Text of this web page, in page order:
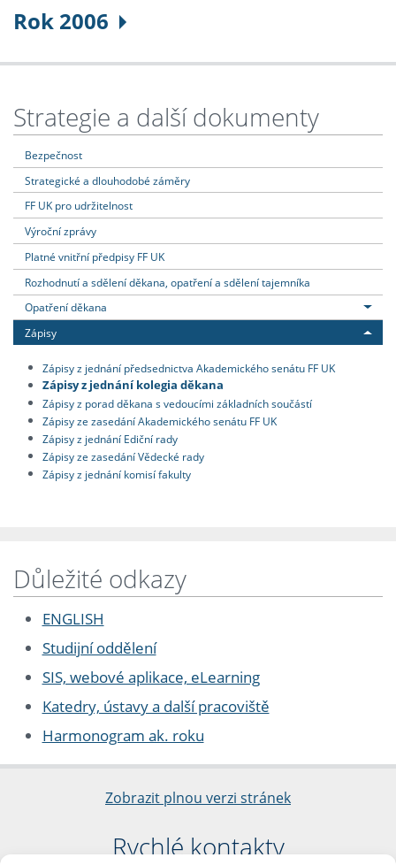
Rok 2006
Strategie a další dokumenty
Bezpečnost
Strategické a dlouhodobé záměry
FF UK pro udržitelnost
Výroční zprávy
Platné vnitřní předpisy FF UK
Rozhodnutí a sdělení děkana, opatření a sdělení tajemníka
Opatření děkana
Zápisy
Zápisy z jednání předsednictva Akademického senátu FF UK
Zápisy z jednání kolegia děkana
Zápisy z porad děkana s vedoucími základních součástí
Zápisy ze zasedání Akademického senátu FF UK
Zápisy z jednání Ediční rady
Zápisy ze zasedání Vědecké rady
Zápisy z jednání komisí fakulty
Důležité odkazy
ENGLISH
Studijní oddělení
SIS, webové aplikace, eLearning
Katedry, ústavy a další pracoviště
Harmonogram ak. roku
Zobrazit plnou verzi stránek
Rychlé kontakty